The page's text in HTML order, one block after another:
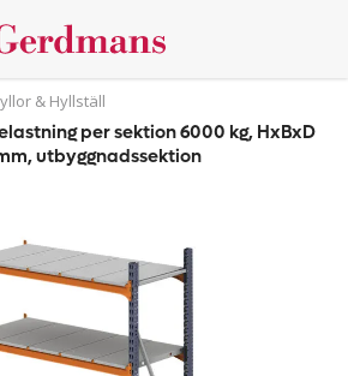
& Hyllställ
per sektion 6000 kg, HxBxD
utbyggnadssektion